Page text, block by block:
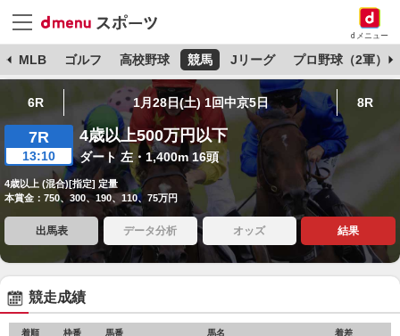
dメニュー
MLB ゴルフ 高校野球 競馬 Jリーグ プロ野球（2軍）
6R 1月28日(土) 1回中京5日 8R
7R
13:10
4歳以上500万円以下
ダート 左・1,400m 16頭
4歳以上 (混合)[指定] 定量
本賞金：750、300、190、110、75万円
出馬表 データ分析 オッズ 結果
競走成績
着順 枠番 馬番 馬名 着差